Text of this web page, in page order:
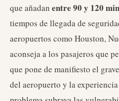
que añadan entre 90 y 120
tiempos de llegada de
aeropuertos como Houston,
aconseja a los pasajeros que
que pone de manifiesto el
del aeropuerto y la